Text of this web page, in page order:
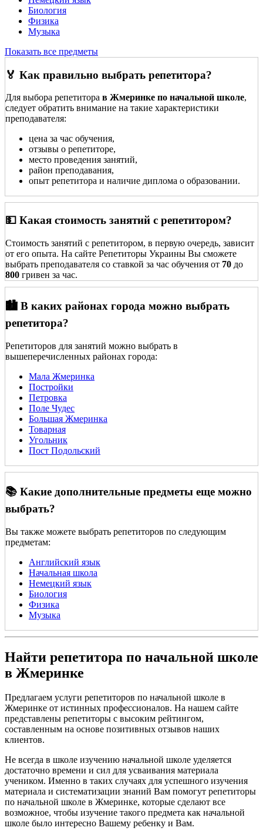
Биология
Физика
Музыка
Показать все предметы
🏅 Как правильно выбрать репетитора?
Для выбора репетитора в Жмеринке по начальной школе,
следует обратить внимание на такие характеристики
преподавателя:
цена за час обучения,
отзывы о репетиторе,
место проведения занятий,
район преподавания,
опыт репетитора и наличие диплома о образовании.
💵 Какая стоимость занятий с репетитором?
Стоимость занятий с репетитором, в первую очередь, зависит
от его опыта. На сайте Репетиторы Украины Вы сможете
выбрать преподавателя со ставкой за час обучения от 70 до
800 гривен за час.
🏙️ В каких районах города можно выбрать
репетитора?
Репетиторов для занятий можно выбрать в
вышеперечисленных районах города:
Мала Жмеринка
Постройки
Петровка
Поле Чудес
Большая Жмеринка
Товарная
Угольник
Пост Подольский
📚 Какие дополнительные предметы еще можно
выбрать?
Вы также можете выбрать репетиторов по следующим
предметам:
Английский язык
Начальная школа
Немецкий язык
Биология
Физика
Музыка
Найти репетитора по начальной школе
в Жмеринке
Предлагаем услуги репетиторов по начальной школе в
Жмеринке от истинных профессионалов. На нашем сайте
представлены репетиторы с высоким рейтингом,
составленным на основе позитивных отзывов наших
клиентов.
Не всегда в школе изучению начальной школе уделяется
достаточно времени и сил для усваивания материала
учеником. Именно в таких случаях для успешного изучения
материала и систематизации знаний Вам помогут репетиторы
по начальной школе в Жмеринке, которые сделают все
возможное, чтобы изучение такого предмета как начальной
школе было интересно Вашему ребенку и Вам.